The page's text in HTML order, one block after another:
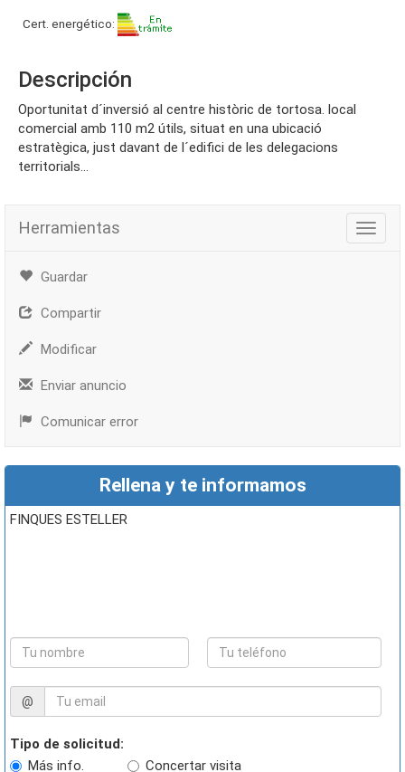
Cert. energético:
Descripción
oportunitat d´inversió al centre històric de tortosa. local
comercial amb 110 m2 útils, situat en una ubicació
estratègica, just davant de l´edifici de les delegacions
territorials...
Herramientas
Guardar
Compartir
Modificar
Enviar anuncio
Comunicar error
Rellena y te informamos
FINQUES ESTELLER
@
Tipo de solicitud:
Más info.
Concertar visita